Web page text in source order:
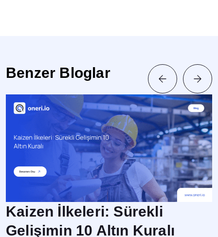
Benzer Bloglar
Kaizen İlkeleri: Sürekli
Gelişimin 10 Altın Kuralı